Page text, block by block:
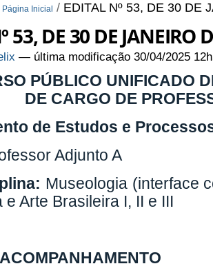
Página Inicial / EDITAL Nº 53, DE 30 DE
53, DE 30 DE JANEIRO
— última modificação 30/04/2025
PÚBLICO UNIFICADO
DE CARGO DE
de Estudos e
Adjunto A
Museologia (interface
e Arte Brasileira I, II e III